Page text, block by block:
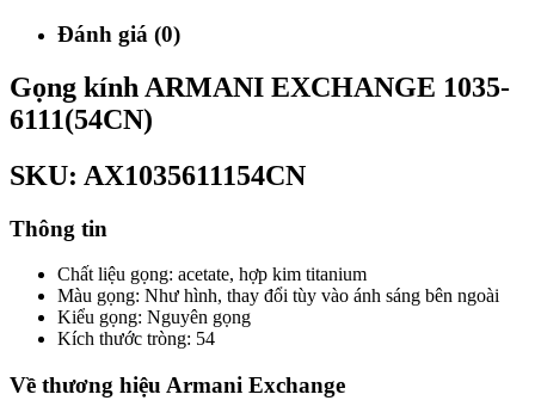
Đánh giá (0)
Gọng kính ARMANI EXCHANGE 1035-
6111(54CN)
SKU: AX1035611154CN
Thông tin
Chất liệu gọng: acetate, hợp kim titanium
Màu gọng: Như hình, thay đổi tùy vào ánh sáng bên ngoài
Kiểu gọng: Nguyên gọng
Kích thước tròng: 54
Về thương hiệu Armani Exchange